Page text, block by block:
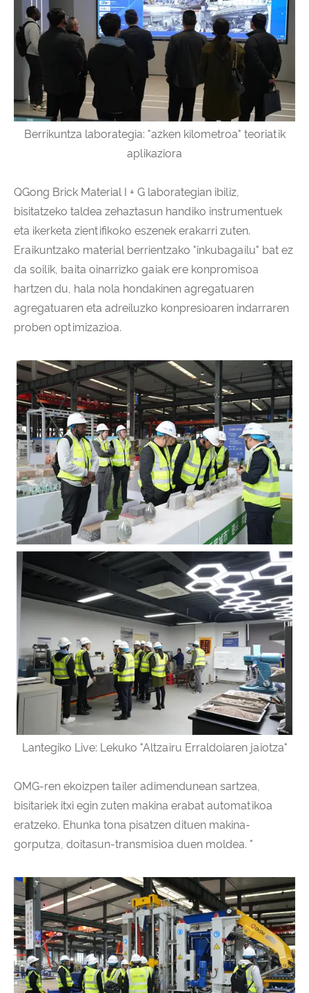
Berrikuntza laborategia: "azken kilometroa" teoriatik
aplikaziora
QGong Brick Material I + G laborategian ibiliz,
bisitatzeko taldea zehaztasun handiko instrumentuek
eta ikerketa zientifikoko eszenek erakarri zuten.
Eraikuntzako material berrientzako "inkubagailu" bat ez
da soilik, baita oinarrizko gaiak ere konpromisoa
hartzen du, hala nola hondakinen agregatuaren
agregatuaren eta adreiluzko konpresioaren indarraren
proben optimizazioa.
Lantegiko Live: Lekuko "Altzairu Erraldoiaren jaiotza"
QMG-ren ekoizpen tailer adimendunean sartzea,
bisitariek itxi egin zuten makina erabat automatikoa
eratzeko. Ehunka tona pisatzen dituen makina-
gorputza, doitasun-transmisioa duen moldea. "